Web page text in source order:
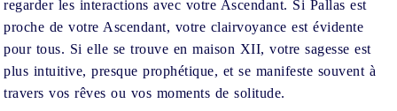
regarder les interactions avec votre Ascendant. Si Pallas est
proche de votre Ascendant, votre clairvoyance est évidente
pour tous. Si elle se trouve en maison XII, votre sagesse est
plus intuitive, presque prophétique, et se manifeste souvent à
travers vos rêves ou vos moments de solitude.